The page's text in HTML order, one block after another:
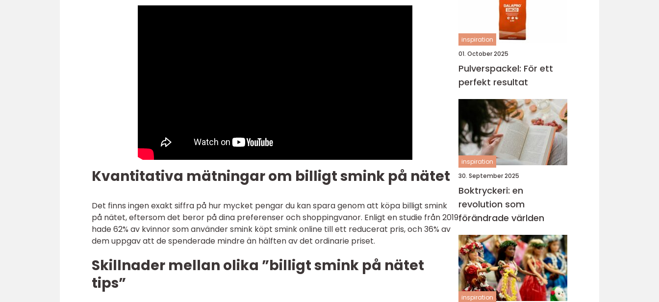
Kvantitativa mätningar om billigt smink på nätet
Det finns ingen exakt siffra på hur mycket pengar du kan spara genom att köpa billigt smink
på nätet, eftersom det beror på dina preferenser och shoppingvanor. Enligt en studie från 2019
hade 62% av kvinnor som använder smink köpt smink online till ett reducerat pris, och 36% av
dem uppgav att de spenderade mindre än hälften av det ordinarie priset.
Skillnader mellan olika ”billigt smink på nätet
tips”
inspiration
01. October 2025
Pulverspackel: För ett
perfekt resultat
inspiration
30. September 2025
Boktryckeri: en
revolution som
förändrade världen
inspiration